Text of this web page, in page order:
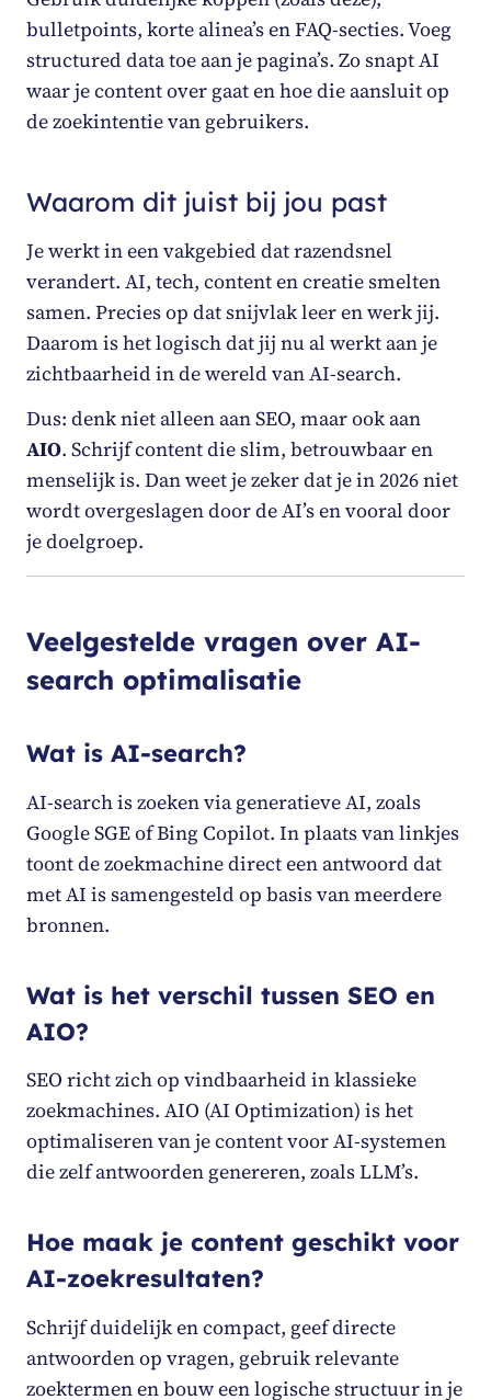
bulletpoints, korte alinea’s en FAQ-secties. Voeg
structured data toe aan je pagina’s. Zo snapt AI
waar je content over gaat en hoe die aansluit op
de zoekintentie van gebruikers.
Waarom dit juist bij jou past
Je werkt in een vakgebied dat razendsnel
verandert. AI, tech, content en creatie smelten
samen. Precies op dat snijvlak leer en werk jij.
Daarom is het logisch dat jij nu al werkt aan je
zichtbaarheid in de wereld van AI-search.
Dus: denk niet alleen aan SEO, maar ook aan
AIO. Schrijf content die slim, betrouwbaar en
menselijk is. Dan weet je zeker dat je in 2026 niet
wordt overgeslagen door de AI’s en vooral door
je doelgroep.
Veelgestelde vragen over AI-
search optimalisatie
Wat is AI-search?
AI-search is zoeken via generatieve AI, zoals
Google SGE of Bing Copilot. In plaats van linkjes
toont de zoekmachine direct een antwoord dat
met AI is samengesteld op basis van meerdere
bronnen.
Wat is het verschil tussen SEO en
AIO?
SEO richt zich op vindbaarheid in klassieke
zoekmachines. AIO (AI Optimization) is het
optimaliseren van je content voor AI-systemen
die zelf antwoorden genereren, zoals LLM’s.
Hoe maak je content geschikt voor
AI-zoekresultaten?
Schrijf duidelijk en compact, geef directe
antwoorden op vragen, gebruik relevante
zoektermen en bouw een logische structuur in je